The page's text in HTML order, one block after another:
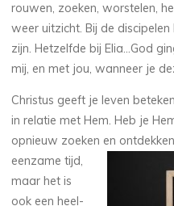
rouwen, zoeken, worstelen,
weer uitzicht. Bij de
zijn. Hetzelfde bij Elia…God
mij, en met jou, wanneer je
Christus geeft je leven
in relatie met Hem. Heb je
opnieuw zoeken en
eenzame tijd,
maar het is
ook een heel-